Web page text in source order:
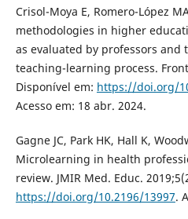
Crisol-Moya E, Romero-López
methodologies in higher
as evaluated by professors
teaching-learning process.
Disponível em: https://doi.org/
Acesso em: 18 abr. 2024.
Gagne JC, Park HK, Hall K,
Microlearning in health
review. JMIR Med. Educ.
https://doi.org/10.2196/13997.